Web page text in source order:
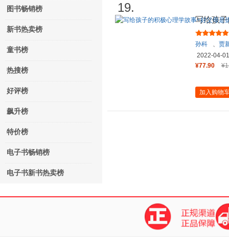
图书畅销榜
新书热卖榜
童书榜
热搜榜
好评榜
飙升榜
特价榜
电子书畅销榜
电子书新书热卖榜
19.
写给孩
一生的
孙科 、 贾
2022-04-01
¥77.90
加入购物